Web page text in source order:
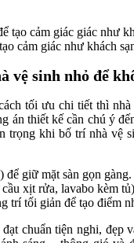
cảm giác như khách
sinh nhỏ để
tối ưu chi tiết thì
thiết kế cần chú ý
trọng khi bố trí nhà vệ
để giữ mặt sàn gọn gàng.
xịt rửa, lavabo kèm
trí tối giản để tạo điểm
chuẩn tiện nghi, đẹp